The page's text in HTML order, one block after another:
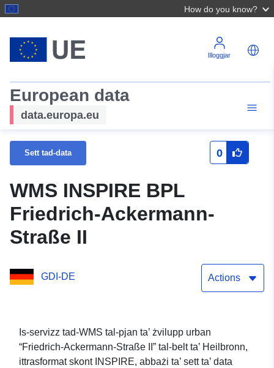
How do you know?
Illoggjar
European data
data.europa.eu
Sett tad-data 0
WMS INSPIRE BPL
Friedrich-Ackermann-
Straße II
GDI-DE Actions
Is-servizz tad-WMS tal-pjan ta’ żvilupp urban
“Friedrich-Ackermann-Straße II” tal-belt ta’ Heilbronn,
ittrasformat skont INSPIRE, abbażi ta’ sett ta’ data